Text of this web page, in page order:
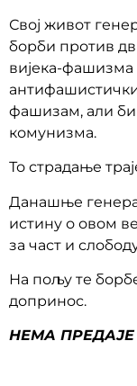
Свој живот
борби против
вијека-фашизма
фашизам, али
комунизма.
То страдање
Данашње
истину о овом
за част и
На пољу те
допринос.
НЕМА ПРЕДАЈЕ